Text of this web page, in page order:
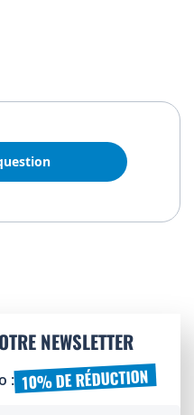
NEWSLETTER
: 10% DE RÉDUCTION